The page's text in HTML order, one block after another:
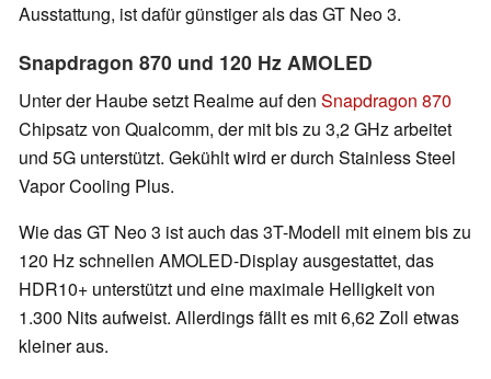
Ausstattung, ist dafür günstiger als das GT Neo 3.
Snapdragon 870 und 120 Hz AMOLED
Unter der Haube setzt Realme auf den Snapdragon 870
Chipsatz von Qualcomm, der mit bis zu 3,2 GHz arbeitet
und 5G unterstützt. Gekühlt wird er durch Stainless Steel
Vapor Cooling Plus.
Wie das GT Neo 3 ist auch das 3T-Modell mit einem bis zu
120 Hz schnellen AMOLED-Display ausgestattet, das
HDR10+ unterstützt und eine maximale Helligkeit von
1.300 Nits aufweist. Allerdings fällt es mit 6,62 Zoll etwas
kleiner aus.